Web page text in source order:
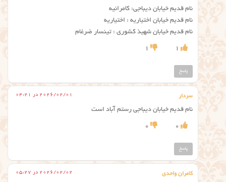
نام قدیم خیابان دیباجی: کامرانیه
نام قدیم خیابان اختیاریه : اختیاریه
نام قدیم خیابان شهیذ کشوری : تینسار ضرغام
1
1
پاسخ
سردار 2026/02/01 در 04:21
نام قدیم خیابان دیباجی رستم آباد است
0
0
پاسخ
کامران واحدی 2026/02/02 در 05:27